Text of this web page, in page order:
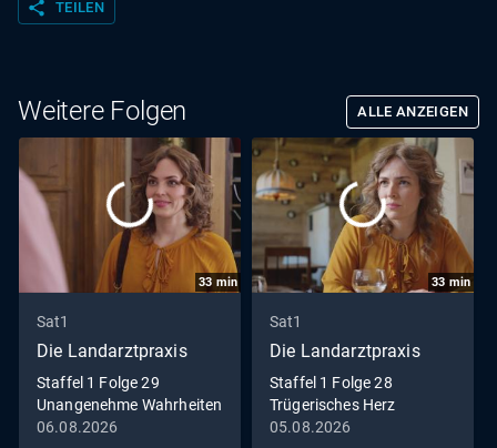
sprechen kann, ist sie schockiert, dass er glaubt, Vicki
share TEILEN
Weitere Folgen ALLE ANZEIGEN
33 min
Sat1
Die Landarztpraxis
Staffel 1 Folge 29
Unangenehme Wahrheiten
06.08.2026
33 min
Sat1
Die Landarztpraxis
Staffel 1 Folge 28
Trügerisches Herz
05.08.2026